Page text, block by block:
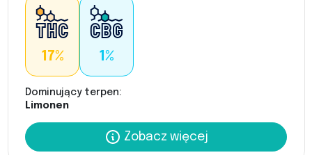
17% 1%
Dominujący terpen:
Limonen
Zobacz więcej